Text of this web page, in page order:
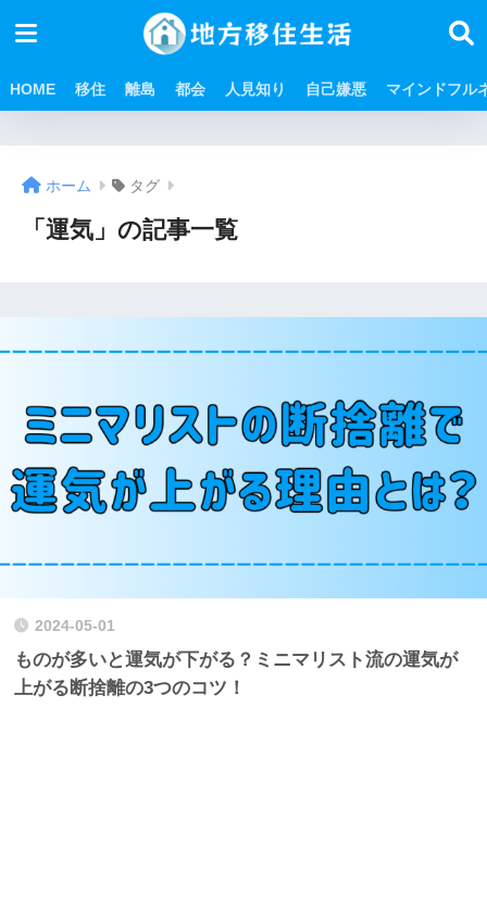
HOME 移住 離島 都会 人見知り 自己嫌悪 マインドフル
ホーム タグ
「運気」の記事一覧
2024-05-01
ものが多いと運気が下がる？ミニマリスト流の運気が
上がる断捨離の3つのコツ！